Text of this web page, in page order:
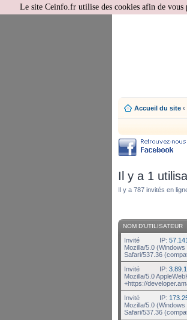
Accueil du site ‹
Il y a 1
Il y a 787 invités en
NOM D’UTILISATEUR
Invité IP:
Mozilla/5.0
Safari/537.36
Invité IP:
Mozilla/5.0
+https://
Invité IP:
Mozilla/5.0
Safari/537.36
Le site Ceinfo.fr utilise des cookies afin de vous